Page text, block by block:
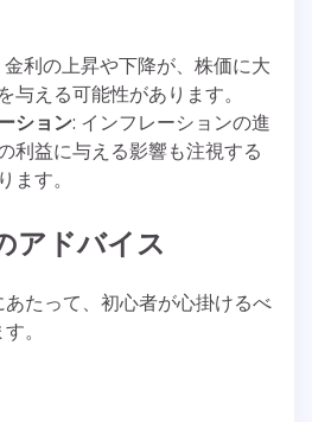
金利の上昇や下降が、株価に大
与える可能性があります。
ション: インフレーションの進
利益に与える影響も注視する
ます。
アドバイス
たって、初心者が心掛けるべ
。